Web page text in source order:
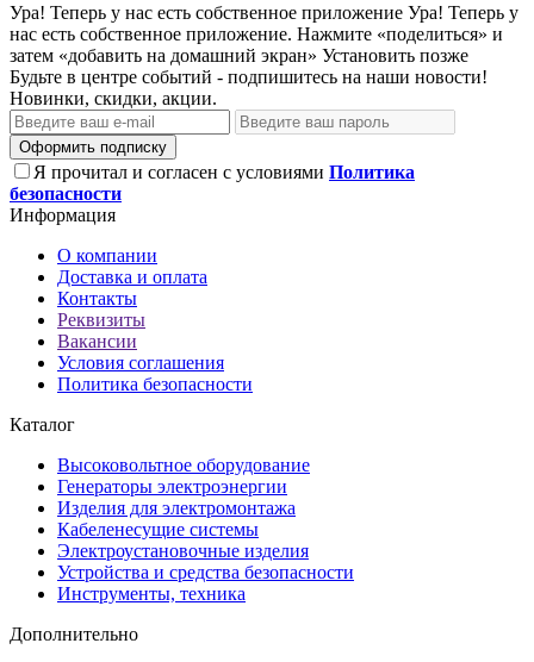
Ура! Теперь у нас есть собственное приложение Ура! Теперь у
нас есть собственное приложение. Нажмите «поделиться» и
затем «добавить на домашний экран» Установить позже
Будьте в центре событий - подпишитесь на наши новости!
Новинки, скидки, акции.
Оформить подписку
Я прочитал и согласен с условиями Политика
безопасности
Информация
О компании
Доставка и оплата
Контакты
Реквизиты
Вакансии
Условия соглашения
Политика безопасности
Каталог
Высоковольтное оборудование
Генераторы электроэнергии
Изделия для электромонтажа
Кабеленесущие системы
Электроустановочные изделия
Устройства и средства безопасности
Инструменты, техника
Дополнительно